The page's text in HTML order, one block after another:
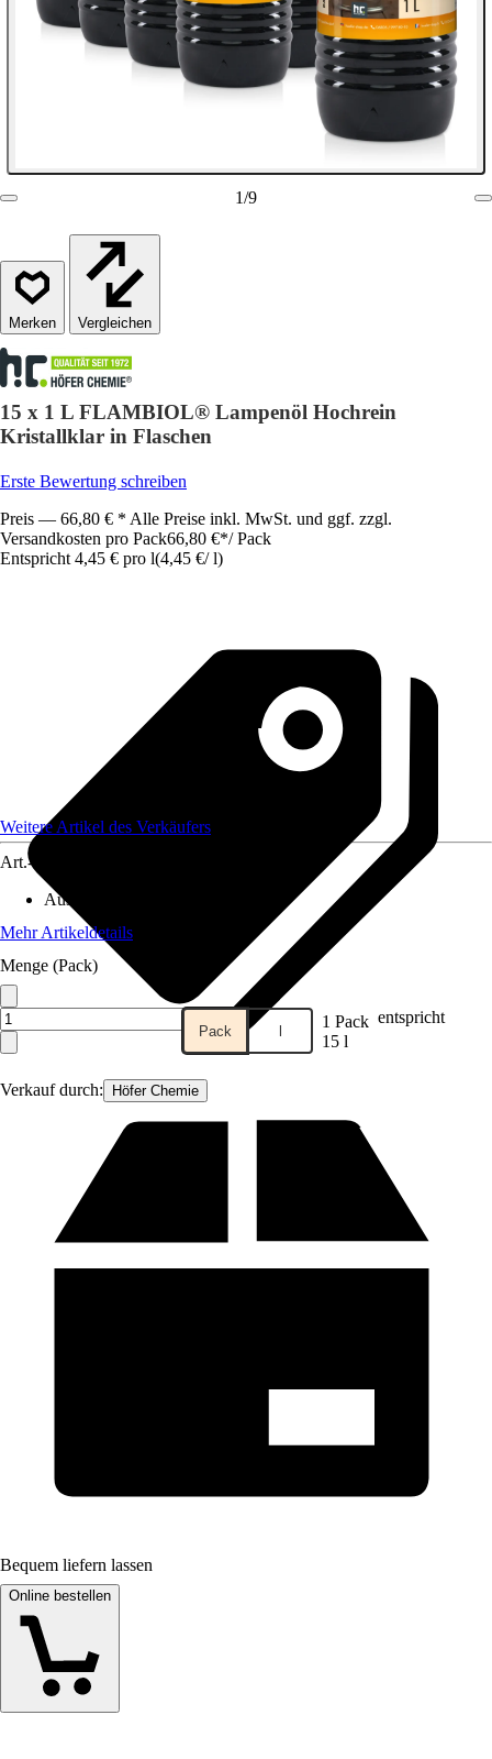
1/9
Vergleichen
15 x 1 L FLAMBIOL® Lampenöl Hochrein
Kristallklar in Flaschen
Erste Bewertung schreiben
Preis — 66,80 € * Alle Preise inkl. MwSt. und ggf. zzgl.
Versandkosten pro Pack66,80 €*/ Pack
Entspricht 4,45 € pro l(4,45 €/ l)
Verkauf durch: Höfer Chemie
Weitere Artikel des Verkäufers
Art.-Nr.
Ausführung
Mehr Artikeldetails
Menge (Pack)
Pack l 1 Pack entspricht
15 l
Bequem liefern lassen
Online bestellen